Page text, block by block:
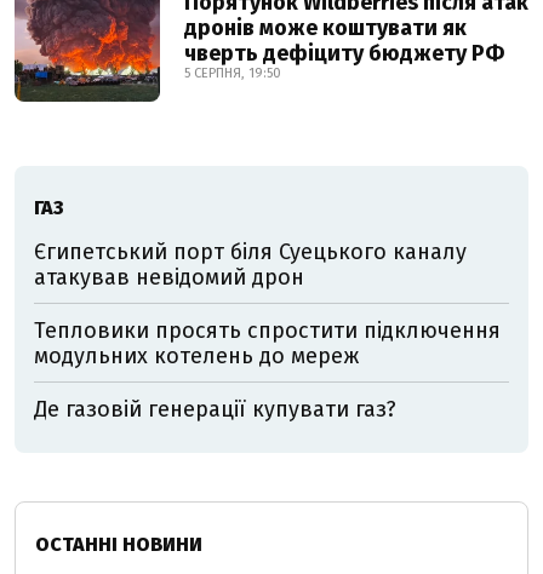
дронів може коштувати як
чверть дефіциту бюджету РФ
5 СЕРПНЯ, 19:50
ГАЗ
Єгипетський порт біля Суецького каналу
атакував невідомий дрон
Тепловики просять спростити підключення
модульних котелень до мереж
Де газовій генерації купувати газ?
ОСТАННІ НОВИНИ